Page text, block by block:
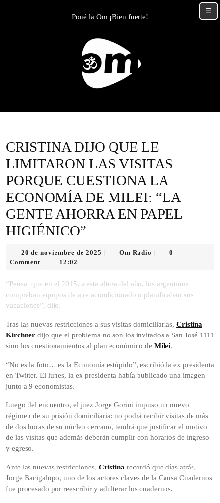
Poné la Om ¡Bien fuerte!
CRISTINA DIJO QUE LE
LIMITARON LAS VISITAS
PORQUE CUESTIONA LA
ECONOMÍA DE MILEI: “LA
GENTE AHORRA EN PAPEL
HIGIÉNICO”
20 de noviembre de 2025
de
Om Radio
0
Comment
12:02
“Pensar que en el 2015, a esta altura del año, los argentinos
compraban equipos de aire acondicionado o planificaban sus
vacaciones”, dijo.
Tras las nuevas restricciones a sus visitas domiciliarias, Cristina
Kirchner dijo que el problema no son los invitados a San José 1111
sino los cuestionamientos al plan económico de Milei.
“No es la foto… es la Economía estúpido”, escribió la ex presidenta
en Twitter. El lunes, la ex presidenta había publicado una imagen
junto a 9 economistas.
Luego del encuentro, el juez Jorge Gorini impuso un nuevo
régimen de su prisión domiciliaria: no podrá recibir visitas de más
de dos horas de su núcleo cercano, tendrá que justificar el motivo
de las visitas que además deberán cumplir con horarios de ingreso
y egreso.
Ante las nuevas restricciones, Cristina recordó que días atrás,
Jorge Bacigalupo, uno de los actores claves de la Causa Cuadernos
fue procesado por reescribir y adulterar los cuadernos.
☰